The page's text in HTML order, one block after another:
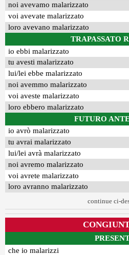
noi avevamo malarizzato
voi avevate malarizzato
loro avevano malarizzato
TRAPASSATO
io ebbi malarizzato
tu avesti malarizzato
lui/lei ebbe malarizzato
noi avemmo malarizzato
voi aveste malarizzato
loro ebbero malarizzato
FUTURO
io avrò malarizzato
tu avrai malarizzato
lui/lei avrà malarizzato
noi avremo malarizzato
voi avrete malarizzato
loro avranno malarizzato
continue ci-
che io malarizzi